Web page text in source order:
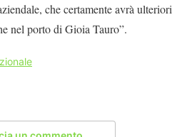
che certamente avrà ulteriori
nel porto di Gioia Tauro”.